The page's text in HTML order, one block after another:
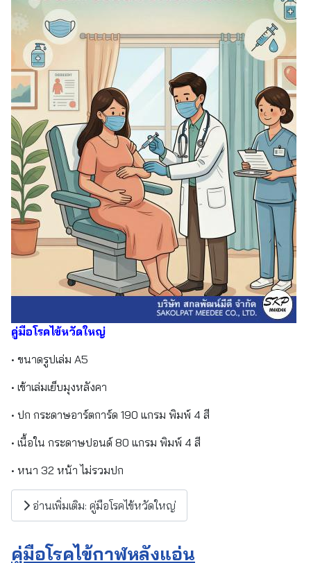
คู่มือโรคไข้หวัดใหญ่
• ขนาดรูปเล่ม A5
• เข้าเล่มเย็บมุงหลังคา
• ปก กระดาษอาร์ตการ์ด 190 แกรม พิมพ์ 4 สี
• เนื้อใน กระดาษปอนด์ 80 แกรม พิมพ์ 4 สี
• หนา 32 หน้า ไม่รวมปก
อ่านเพิ่มเติม: คู่มือโรคไข้หวัดใหญ่
คู่มือโรคไข้กาฬหลังแอ่น